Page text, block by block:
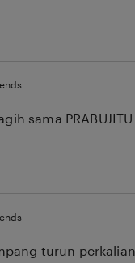
sama
turun perkalian